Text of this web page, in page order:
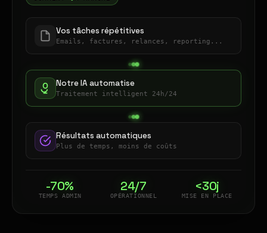
Vos tâches répétitives
Emails, factures, relances, reporting...
Notre IA automatise
Traitement intelligent 24h/24
Résultats automatiques
Plus de temps, moins de coûts
-70%
TEMPS ADMIN
24/7
OPÉRATIONNEL
<30j
MISE EN PLACE